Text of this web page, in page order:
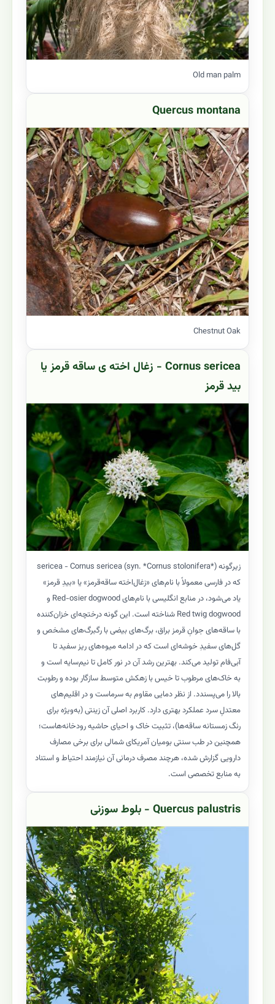
Old man palm
Quercus montana
Chestnut Oak
Cornus sericea - زغال اخته ی ساقه قرمز یا
بید قرمز
زیرگونه sericea - Cornus sericea (syn. *Cornus stolonifera*)
که در فارسی معمولاً با نام‌های «زغال‌اخته ساقه‌قرمز» یا «بیدِ قرمز»
یاد می‌شود، در منابع انگلیسی با نام‌های Red-osier dogwood و
Red twig dogwood شناخته است. این گونه درختچه‌ای خزان‌کننده
با ساقه‌های جوانِ قرمز براق، برگ‌های بیضی با رگبرگ‌های مشخص و
گل‌های سفیدِ خوشه‌ای است که در ادامه میوه‌های ریز سفید تا
آبی‌فام تولید می‌کند. بهترین رشد آن در نور کامل تا نیم‌سایه است و
به خاک‌های مرطوب تا خیس با زهکش متوسط سازگار بوده و رطوبت
بالا را می‌پسندد. از نظر دمایی مقاوم به سرماست و در اقلیم‌های
معتدلِ سرد عملکرد بهتری دارد. کاربرد اصلی آن زینتی (به‌ویژه برای
رنگ زمستانه ساقه‌ها)، تثبیت خاک و احیای حاشیه رودخانه‌هاست؛
همچنین در طب سنتی بومیان آمریکای شمالی برای برخی مصارف
دارویی گزارش شده، هرچند مصرف درمانی آن نیازمند احتیاط و استناد
به منابع تخصصی است.
Quercus palustris - بلوط سوزنی